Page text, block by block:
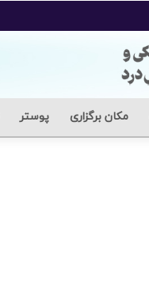
مکان برگزاری پوستر